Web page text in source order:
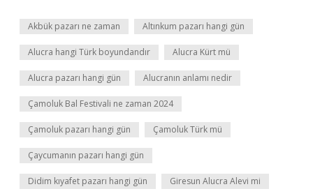
Akbük pazarı ne zaman Altınkum pazarı hangi gün
Alucra hangi Türk boyundandır Alucra Kürt mü
Alucra pazarı hangi gün Alucranın anlamı nedir
Çamoluk Bal Festivali ne zaman 2024
Çamoluk pazarı hangi gün Çamoluk Türk mü
Çaycumanın pazarı hangi gün
Didim kıyafet pazarı hangi gün Giresun Alucra Alevi mi